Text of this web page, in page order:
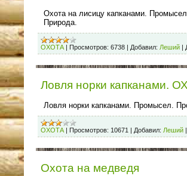
Охота на лисицу капканами.
Природа.
ОХОТА | Просмотров: 6738 | Добавил: Леший |
Ловля норки
Ловля норки капканами. Промысел.
ОХОТА | Просмотров: 10671 | Добавил: Леший |
Охота на медведя